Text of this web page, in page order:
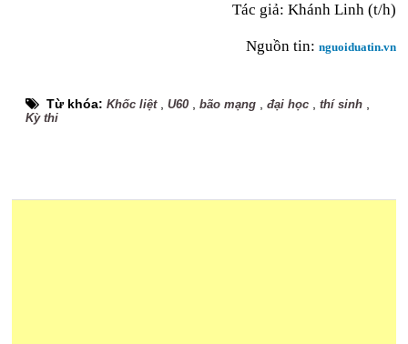
Tác giả: Khánh Linh (t/h)
Nguồn tin: nguoiduatin.vn
Từ khóa:Khốc liệt,U60 ,bão mạng ,đại học ,thí sinh
Kỳ thi